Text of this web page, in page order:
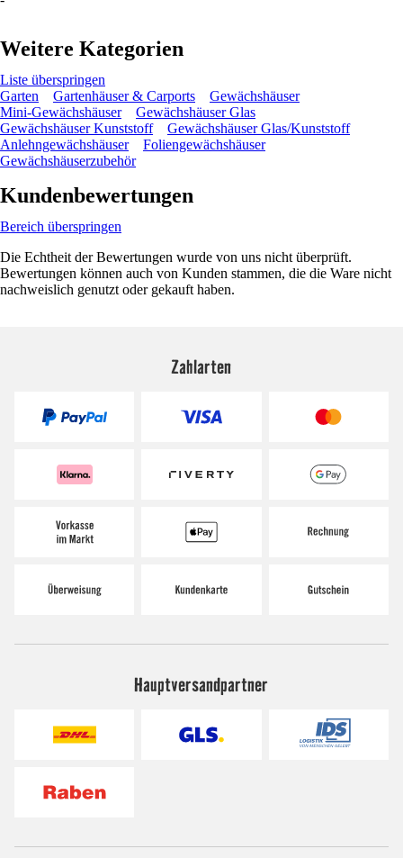
Weitere Kategorien
Liste überspringen
Garten
Gartenhäuser & Carports
Gewächshäuser
Mini-Gewächshäuser
Gewächshäuser Glas
Gewächshäuser Kunststoff
Gewächshäuser Glas/Kunststoff
Anlehngewächshäuser
Foliengewächshäuser
Gewächshäuserzubehör
Kundenbewertungen
Bereich überspringen
Die Echtheit der Bewertungen wurde von uns nicht überprüft.
Bewertungen können auch von Kunden stammen, die die Ware nicht
nachweislich genutzt oder gekauft haben.
Zahlarten
Hauptversandpartner